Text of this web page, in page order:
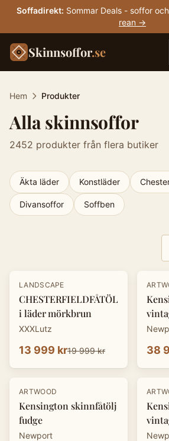
Soffadirekt: Sommar Deals - soffor
rean →
Skinnsoffor.se
Hem Produkter
Alla skinnsoffor
2452 produkter från flera butiker
Äkta läder Konstläder
Divansoffor Soffben
- 30%
LANDSCAPE
CHESTERFIELDFÅTÖLJ
i läder mörkbrun
XXXLutz
13 999 kr19 999 kr
-20%
38
-20%
ARTWOOD
Kensington skinnfåtölj
fudge
Newport
-20%